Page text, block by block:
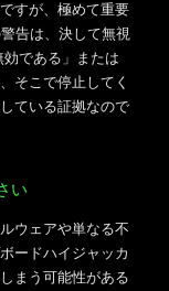
すが、極めて重要
告は、決して無視
である」または
そこで停止してく
ている証拠なので
い
ウェアや単なる不
ードハイジャッカ
まう可能性がある